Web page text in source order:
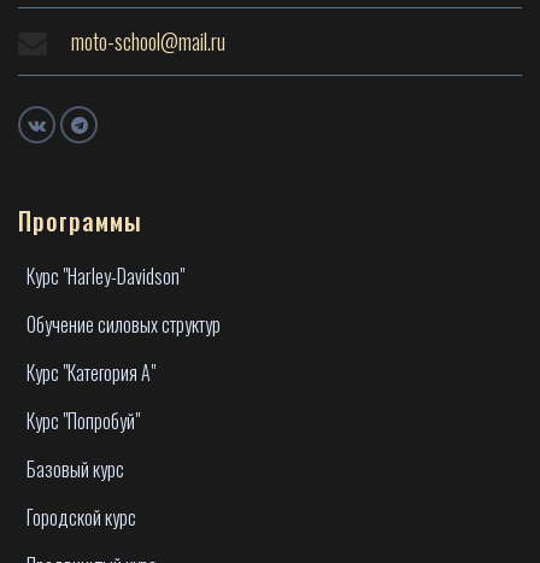
moto-school@mail.ru
Программы
Курс "Harley-Davidson"
Обучение силовых структур
Курс "Категория А"
Курс "Попробуй"
Базовый курс
Городской курс